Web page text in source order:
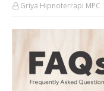
Griya Hipnoterrapi MPC